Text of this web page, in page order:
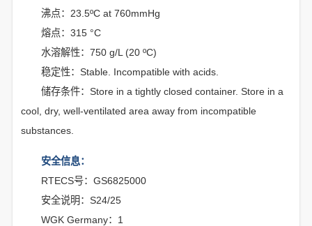
沸点：23.5ºC at 760mmHg
熔点：315 °C
水溶解性：750 g/L (20 ºC)
稳定性：Stable. Incompatible with acids.
储存条件：Store in a tightly closed container. Store in a
cool, dry, well-ventilated area away from incompatible
substances.
安全信息：
RTECS号：GS6825000
安全说明：S24/25
WGK Germany：1